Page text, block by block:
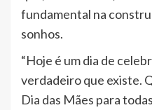
fundamental na
sonhos.
“Hoje é um dia de
verdadeiro que existe.
Dia das Mães para